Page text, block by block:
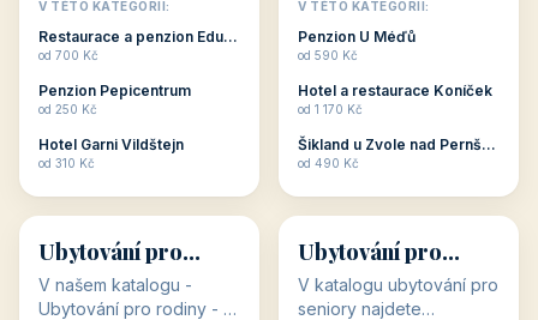
dovolenou přímo
souvisejí. Aktivní
odpočinek jso...
V TÉTO KATEGORII:
Restaurace a penzion Eduard
od 700 Kč
Penzion Pepicentrum
od 250 Kč
Hotel Garni Vildštejn
od 310 Kč
cenově dostupné
ubytování v ČR. Budete
c...
V TÉTO KATEGORII:
Penzion U Méďů
od 590 Kč
Hotel a restaurace Koníček
od 1 170 Kč
Šikland u Zvole nad Pernštejnem
od 490 Kč
👨‍👩‍👧‍👦
👨‍👩‍👧‍👦
34 objektů
Ubytování pro
rodiny
V našem katalogu -
Ubytování pro rodiny -
🧓
🧓
33 objektů
Ubytování pro
seniory
V katalogu ubytování pro
seniory najdete